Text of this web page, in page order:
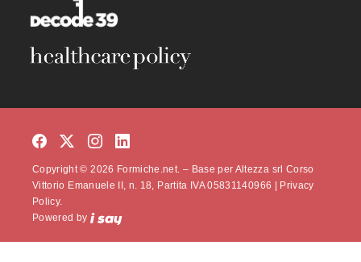
Copyright © 2026 Formiche.net. – Base per Altezza srl Corso
Vittorio Emanuele II, n. 18, Partita IVA 05831140966 |
Privacy
Policy.
Powered by